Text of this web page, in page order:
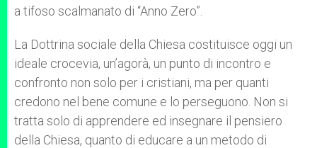
a tifoso scalmanato di “Anno Zero”.
La Dottrina sociale della Chiesa costituisce oggi un
ideale crocevia, un’agorà, un punto di incontro e
confronto non solo per i cristiani, ma per quanti
credono nel bene comune e lo perseguono. Non si
tratta solo di apprendere ed insegnare il pensiero
della Chiesa, quanto di educare a un metodo di